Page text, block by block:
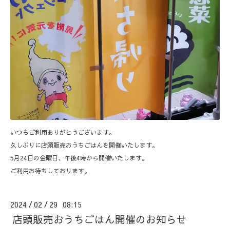
いつもご利用ありがとうございます。
久しぶりに店頭販売おうちごはんを開催いたします。
5月24日の金曜日、午後4時から開催いたします。
ご利用お待ちしております。
2024 /02 / 29 08:15
店頭販売おうちごはん開催のお知らせ